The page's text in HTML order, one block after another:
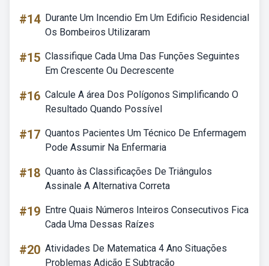
#14 Durante Um Incendio Em Um Edificio Residencial
Os Bombeiros Utilizaram
#15 Classifique Cada Uma Das Funções Seguintes
Em Crescente Ou Decrescente
#16 Calcule A área Dos Polígonos Simplificando O
Resultado Quando Possível
#17 Quantos Pacientes Um Técnico De Enfermagem
Pode Assumir Na Enfermaria
#18 Quanto às Classificações De Triângulos
Assinale A Alternativa Correta
#19 Entre Quais Números Inteiros Consecutivos Fica
Cada Uma Dessas Raízes
#20 Atividades De Matematica 4 Ano Situações
Problemas Adição E Subtração